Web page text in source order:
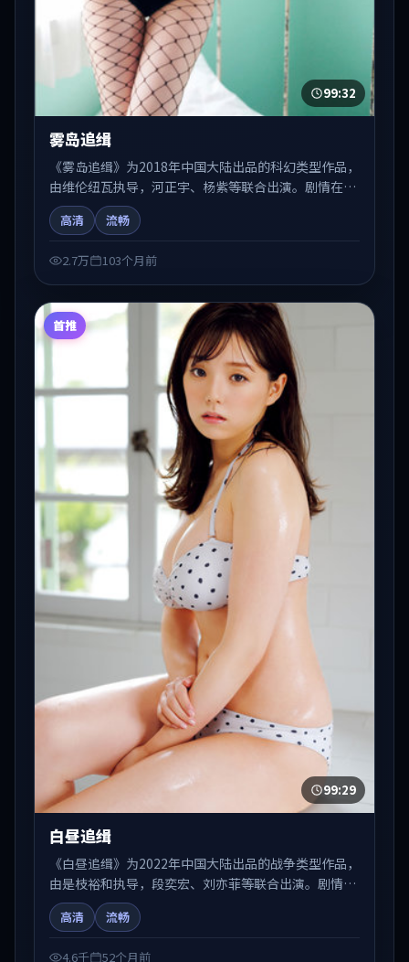
99:32
雾岛追缉
《雾岛追缉》为2018年中国大陆出品的科幻类型作品，
由维伦纽瓦执导，河正宇、杨紫等联合出演。剧情在人
物弧光与节奏推进中展开，兼具叙事张力与视听质感。
适合关注国产在线观看、热播国产剧与院线佳片的观众
高清 流畅
2.7万 103个月前
首推
99:29
白昼追缉
《白昼追缉》为2022年中国大陆出品的战争类型作品，
由是枝裕和执导，段奕宏、刘亦菲等联合出演。剧情在
人物弧光与节奏推进中展开，兼具叙事张力与视听质
感。适合关注国产在线观看、热播国产剧与院线佳片的
高清 流畅
4.6千 52个月前